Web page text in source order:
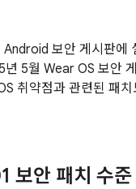
보안 게시판에
5월 Wear OS 보안
취약점과 관련된 패치
안 패치 수준